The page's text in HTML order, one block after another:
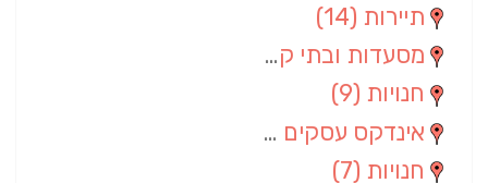
תיירות (14)
מסעדות ובתי קפה
חנויות (9)
אינדקס עסקים ארצי
חנויות (7)